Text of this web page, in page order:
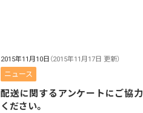
2015年11月10日 （2015年11月17日 更新）
ニュース
配送に関するアンケートにご協力
ください。